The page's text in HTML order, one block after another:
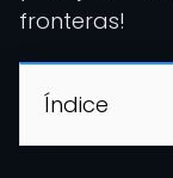
fronteras!
Índice